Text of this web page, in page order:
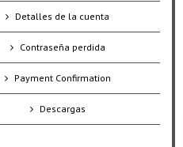
Detalles de la cuenta
Contraseña perdida
Payment Confirmation
Descargas